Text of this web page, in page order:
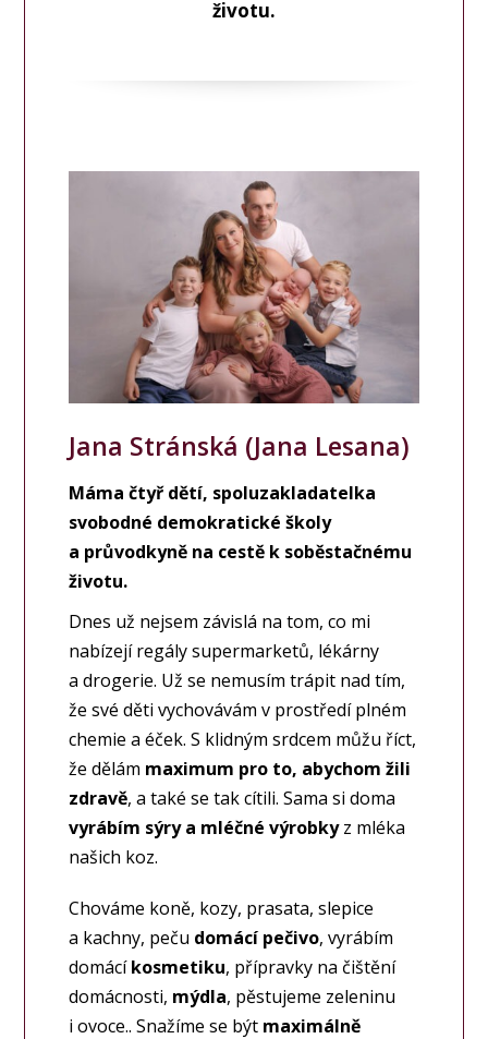
životu.
Jana Stránská (Jana Lesana)
Máma čtyř dětí, spoluzakladatelka
svobodné demokratické školy
a průvodkyně na cestě k soběstačnému
životu.
Dnes už nejsem závislá na tom, co mi
nabízejí regály supermarketů, lékárny
a drogerie. Už se nemusím trápit nad tím,
že své děti vychovávám v prostředí plném
chemie a éček. S klidným srdcem můžu říct,
že dělám maximum pro to, abychom žili
zdravě, a také se tak cítili. Sama si doma
vyrábím sýry a mléčné výrobkyz mléka
našich koz.
Chováme koně, kozy, prasata, slepice
a kachny, peču domácí pečivo, vyrábím
domácíkosmetiku, přípravky na čištění
domácnosti, mýdla, pěstujeme zeleninu
i ovoce.. Snažíme se být maximálně